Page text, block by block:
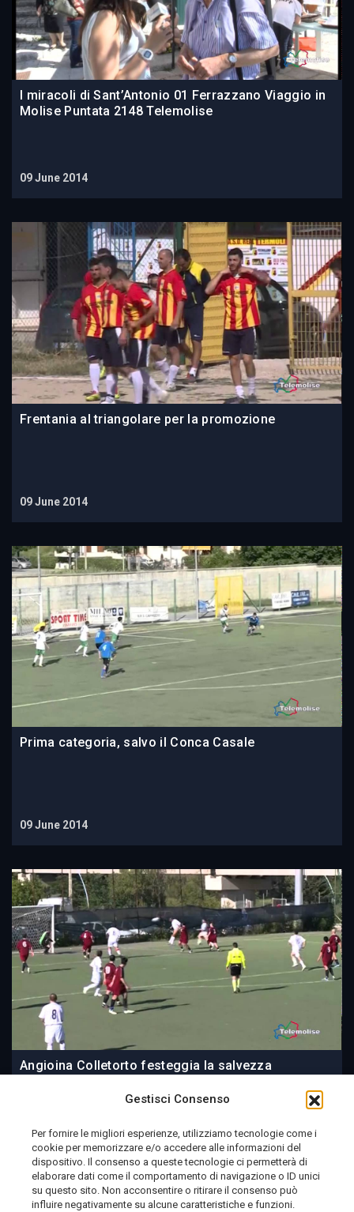
Gestisci Consenso
Per fornire le migliori esperienze, utilizziamo tecnologie come i
cookie per memorizzare e/o accedere alle informazioni del
dispositivo. Il consenso a queste tecnologie ci permetterà di
elaborare dati come il comportamento di navigazione o ID unici
su questo sito. Non acconsentire o ritirare il consenso può
influire negativamente su alcune caratteristiche e funzioni.
I miracoli di Sant’Antonio 01 Ferrazzano Viaggio in
Molise Puntata 2148 Telemolise
09 June 2014
Frentania al triangolare per la promozione
09 June 2014
Prima categoria, salvo il Conca Casale
09 June 2014
Angioina Colletorto festeggia la salvezza
09 June 2014